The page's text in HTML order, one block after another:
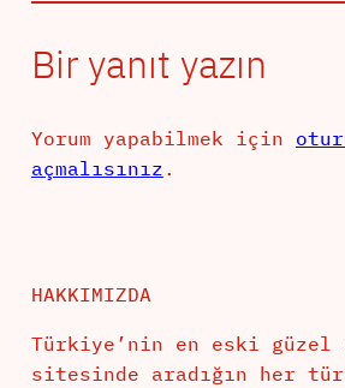
Bir yanıt yazın
Yorum yapabilmek için
açmalısınız .
HAKKIMIZDA
Türkiye’nin en eski güzel
sitesinde aradığın her